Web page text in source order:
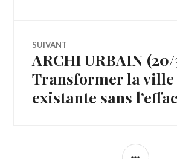
SUIVANT
Article
ARCHI URBAIN (20/
Transformer la ville
existante sans